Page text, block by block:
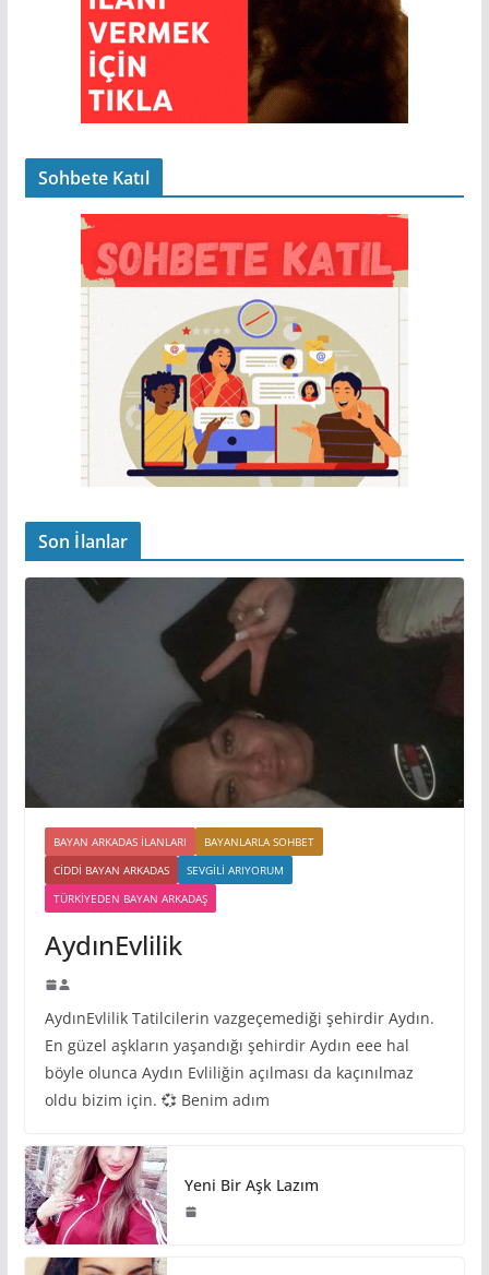
Sohbete Katıl
Son İlanlar
BAYAN ARKADAS ILANLARI
BAYANLARLA SOHBET
CIDDI BAYAN ARKADAS
SEVGILI ARIYORUM
TÜRKIYEDEN BAYAN ARKADAŞ
AydınEvlilik
AydınEvlilik Tatilcilerin vazgeçemediği şehirdir Aydın.
En güzel aşkların yaşandığı şehirdir Aydın eee hal
böyle olunca Aydın Evliliğin açılması da kaçınılmaz
oldu bizim için. 💞 Benim adım
Yeni Bir Aşk Lazım